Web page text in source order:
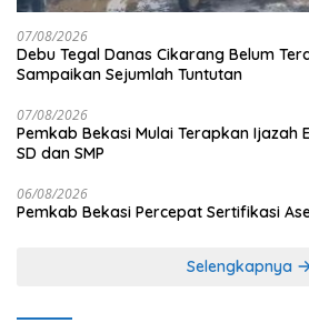
07/08/2026
Debu Tegal Danas Cikarang Belum
Sampaikan Sejumlah Tuntutan
07/08/2026
Pemkab Bekasi Mulai Terapkan Ijazah
SD dan SMP
06/08/2026
Pemkab Bekasi Percepat Sertifikasi
Selengkapnya